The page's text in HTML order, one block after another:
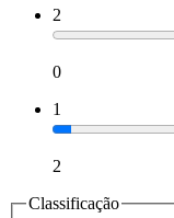
2
0
1
2
Classificação